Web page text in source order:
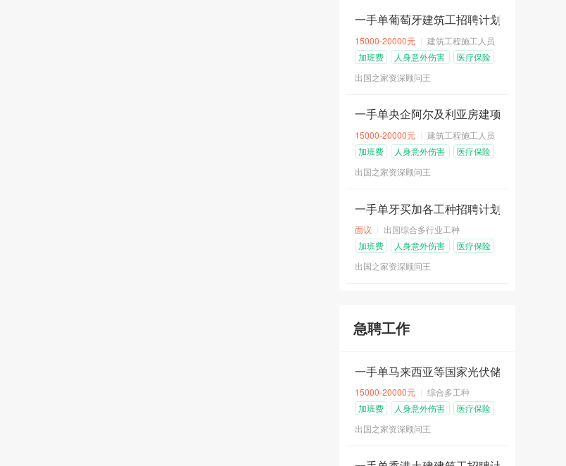
15000-20000元
建筑工程施工人员
加班费
人身意外伤害
医疗保险
出国之家资深顾问王
15000-20000元
建筑工程施工人员
加班费
人身意外伤害
医疗保险
出国之家资深顾问王
面议
出国综合多行业工种
加班费
人身意外伤害
医疗保险
出国之家资深顾问王
急聘工作
15000-20000元
综合多工种
加班费
人身意外伤害
医疗保险
出国之家资深顾问王